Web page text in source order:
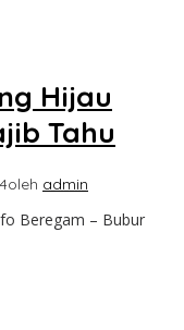
Hijau
Tahu
oleh admin
Beregam – Bubur